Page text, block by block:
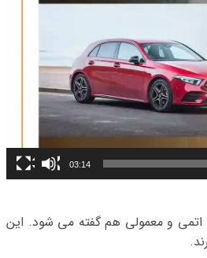
03:14
اتمی و معمولی هم گفته می شود. این